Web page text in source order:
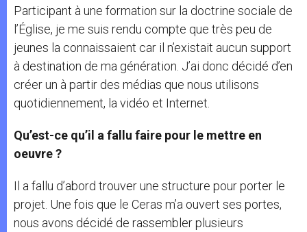
Participant à une formation sur la doctrine sociale de
l’Église, je me suis rendu compte que très peu de
jeunes la connaissaient car il n’existait aucun support
à destination de ma génération. J’ai donc décidé d’en
créer un à partir des médias que nous utilisons
quotidiennement, la vidéo et Internet.
Qu’est-ce qu’il a fallu faire pour le mettre en
oeuvre ?
Il a fallu d’abord trouver une structure pour porter le
projet. Une fois que le Ceras m’a ouvert ses portes,
nous avons décidé de rassembler plusieurs